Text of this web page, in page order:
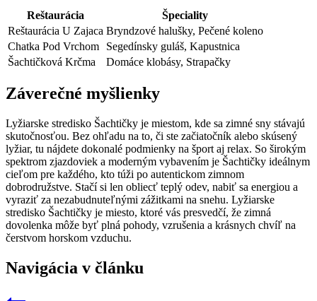
Reštaurácia
Špeciality
Reštaurácia U Zajaca Bryndzové halušky, Pečené koleno
Chatka Pod Vrchom
Segedínsky guláš, Kapustnica
Šachtičková Krčma
Domáce klobásy, Strapačky
Záverečné myšlienky
Lyžiarske stredisko Šachtičky je miestom, kde sa zimné sny stávajú
skutočnosťou. Bez ohľadu na to, či ste začiatočník alebo skúsený
lyžiar, tu nájdete dokonalé podmienky na šport aj relax. So širokým
spektrom zjazdoviek a moderným vybavením je Šachtičky ideálnym
cieľom pre každého, kto túži po autentickom zimnom
dobrodružstve. Stačí si len obliecť teplý odev, nabiť sa energiou a
vyraziť za nezabudnuteľnými zážitkami na snehu. Lyžiarske
stredisko Šachtičky je miesto, ktoré vás presvedčí, že zimná
dovolenka môže byť plná pohody, vzrušenia a krásnych chvíľ na
čerstvom horskom vzduchu.
Navigácia v článku